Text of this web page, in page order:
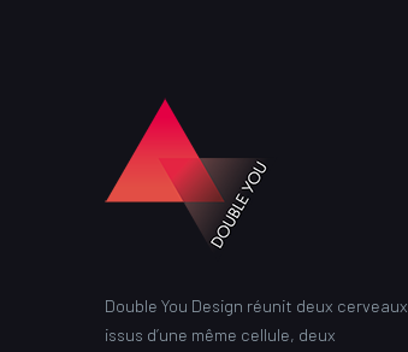
Double You Design réunit deux cerveaux
issus d’une même cellule, deux